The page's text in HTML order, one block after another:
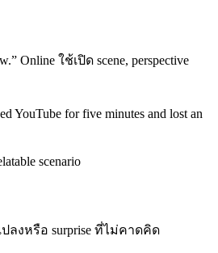
Online ใช้เปิด scene, perspective
YouTube for five minutes and lost an
scenario
ลงหรือ surprise ที่ไม่คาดคิด